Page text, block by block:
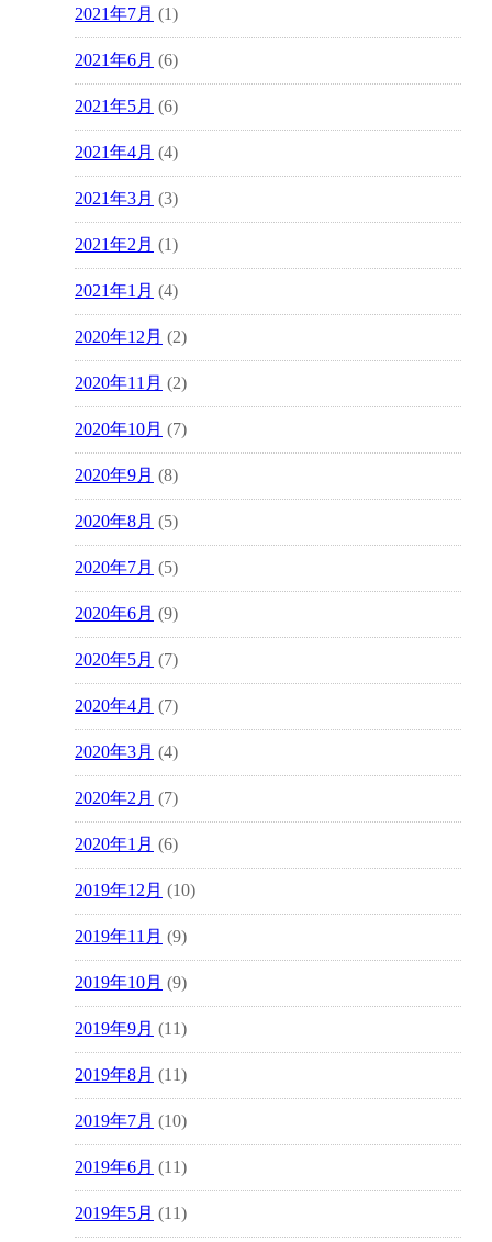
2021年7月 (1)
2021年6月 (6)
2021年5月 (6)
2021年4月 (4)
2021年3月 (3)
2021年2月 (1)
2021年1月 (4)
2020年12月 (2)
2020年11月 (2)
2020年10月 (7)
2020年9月 (8)
2020年8月 (5)
2020年7月 (5)
2020年6月 (9)
2020年5月 (7)
2020年4月 (7)
2020年3月 (4)
2020年2月 (7)
2020年1月 (6)
2019年12月 (10)
2019年11月 (9)
2019年10月 (9)
2019年9月 (11)
2019年8月 (11)
2019年7月 (10)
2019年6月 (11)
2019年5月 (11)